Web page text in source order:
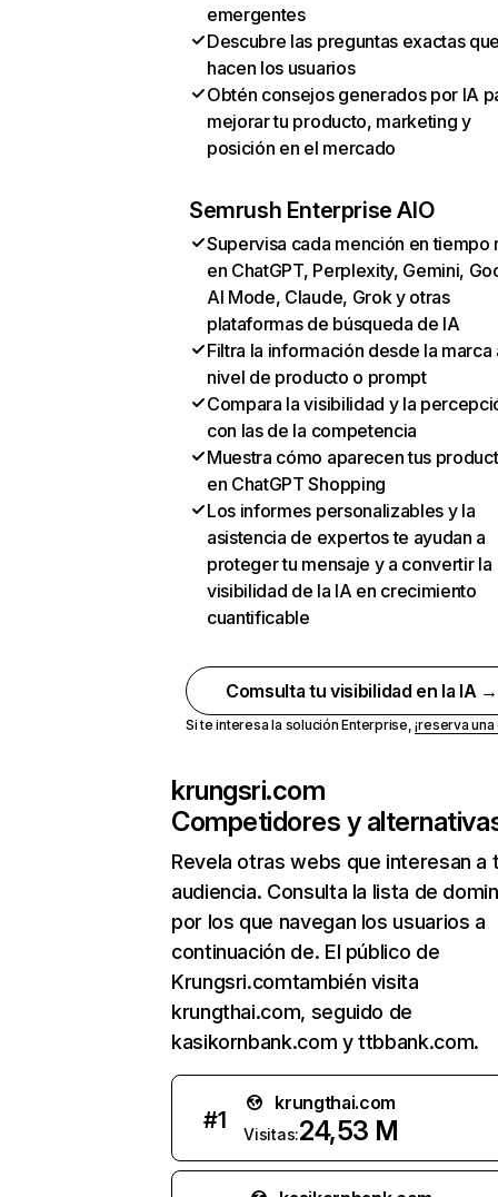
emergentes
Descubre las preguntas exactas
hacen los usuarios
Obtén consejos generados por IA
mejorar tu producto, marketing y
posición en el mercado
Semrush Enterprise AIO
Supervisa cada mención en tiempo
en ChatGPT, Perplexity, Gemini,
AI Mode, Claude, Grok y otras
plataformas de búsqueda de IA
Filtra la información desde la marca
nivel de producto o prompt
Compara la visibilidad y la
con las de la competencia
Muestra cómo aparecen tus
en ChatGPT Shopping
Los informes personalizables y la
asistencia de expertos te ayudan a
proteger tu mensaje y a convertir la
visibilidad de la IA en crecimiento
cuantificable
Comsulta tu visibilidad en la IA →
Si te interesa la solución Enterprise,¡reserva
krungsri.com
Competidores y
Revela otras webs que interesan a
audiencia. Consulta la lista de
por los que navegan los usuarios a
continuación de. El público de
Krungsri.comtambién visita
krungthai.com, seguido de
kasikornbank.com y ttbbank.com.
#1
krungthai.com
Visitas:24,53 M